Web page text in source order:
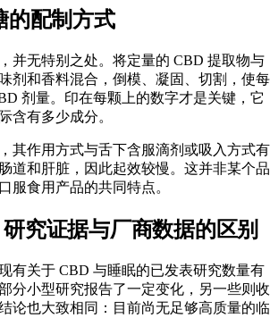
的配制方式
并无特别之处。将定量的 CBD 提取物与
剂和香料混合，倒模、凝固、切割，使每
剂量。印在每颗上的数字才是关键，它
含有多少成分。
其作用方式与舌下含服滴剂或吸入方式有
道和肝脏，因此起效较慢。这并非某个品
服食用产品的共同特点。
究证据与厂商数据的区别
有关于 CBD 与睡眠的已发表研究数量有
分小型研究报告了一定变化，另一些则收
论也大致相同：目前尚无足够高质量的临